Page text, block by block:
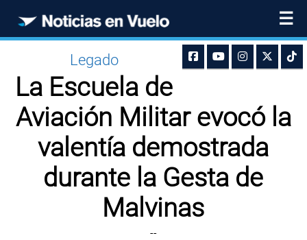
☰
Legado
La Escuela de
Aviación Militar evocó la
valentía demostrada
durante la Gesta de
Malvinas
--